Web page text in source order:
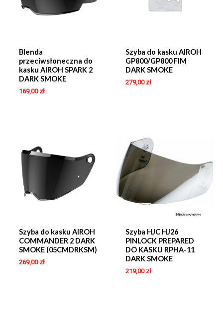
Blenda
przeciwsłoneczna do
kasku AIROH SPARK 2
DARK SMOKE
169,00 zł
Szyba do kasku AIROH
GP800/GP800 FIM
DARK SMOKE
279,00 zł
Szyba do kasku AIROH
COMMANDER 2 DARK
SMOKE (05CMDRKSM)
269,00 zł
Szyba HJC HJ26
PINLOCK PREPARED
DO KASKU RPHA-11
DARK SMOKE
219,00 zł